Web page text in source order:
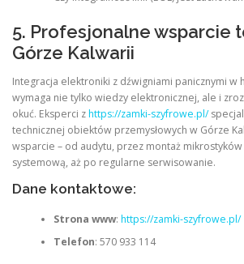
5. Profesjonalne wsparcie
Górze Kalwarii
Integracja elektroniki z dźwigniami panicznymi w
wymaga nie tylko wiedzy elektronicznej, ale i
okuć. Eksperci zhttps://zamki-szyfrowe.pl/
technicznej obiektów przemysłowych w Górze
wsparcie – od audytu, przez montaż
systemową, aż po regularne serwisowanie.
Dane kontaktowe:
Strona www: https://zamki-szyfrowe.pl/
Telefon: 570 933 114